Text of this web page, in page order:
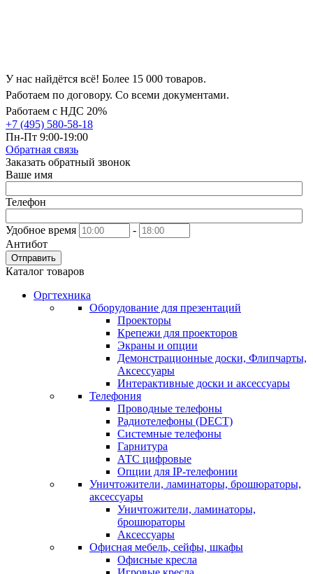
У нас найдётся всё! Более 15 000 товаров.
Работаем по договору. Со всеми документами.
Работаем с НДС 20%
+7 (495) 580-58-18
Пн-Пт 9:00-19:00
Обратная связь
Заказать обратный звонок
Ваше имя
Телефон
Удобное время
-
Антибот
Отправить
Каталог товаров
Оргтехника
Оборудование для презентаций
Проекторы
Крепежи для проекторов
Экраны и опции
Демонстрационные доски, Флипчарты,
Аксессуары
Интерактивные доски и аксессуары
Телефония
Проводные телефоны
Радиотелефоны (DECT)
Системные телефоны
Гарнитура
АТС цифровые
Опции для IP-телефонии
Уничтожители, ламинаторы, брошюраторы,
аксессуары
Уничтожители, ламинаторы,
брошюраторы
Аксессуары
Офисная мебель, сейфы, шкафы
Офисные кресла